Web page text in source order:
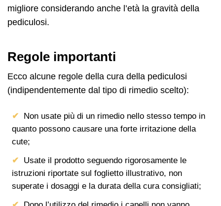
migliore considerando anche l’età la gravità della
pediculosi.
Regole importanti
Ecco alcune regole della cura della pediculosi
(indipendentemente dal tipo di rimedio scelto):
Non usate più di un rimedio nello stesso tempo in
quanto possono causare una forte irritazione della
cute;
Usate il prodotto seguendo rigorosamente le
istruzioni riportate sul foglietto illustrativo, non
superate i dosaggi e la durata della cura consigliati;